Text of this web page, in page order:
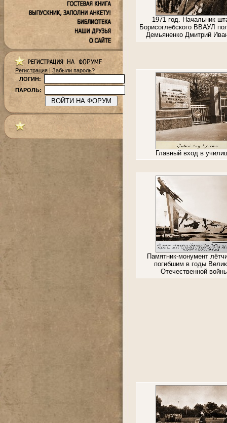
Регистрация | Забыли пароль?
ЛОГИН:
ПАРОЛЬ:
1971 год. Начальник
Борисоглебского ВВАУЛ
Демьяненко Дмитрий
Главный вход в
Памятник-монумент
погибшим в годы
Отечественной